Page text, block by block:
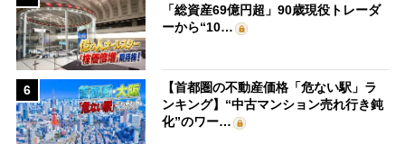
「総資産69億円超」90歳現役トレーダ
ーから“10…
6
【首都圏の不動産価格「危ない駅」ラ
ンキング】“中古マンション売れ行き鈍
化”のワー…